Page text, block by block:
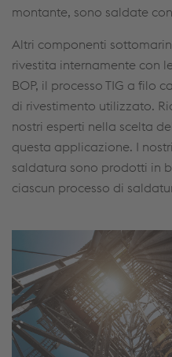
montante, sono saldate
Altri componenti
rivestita internamente con
BOP, il processo TIG a filo
di rivestimento utilizzato.
nostri esperti nella scelta
questa applicazione. I
saldatura sono prodotti in
ciascun processo di